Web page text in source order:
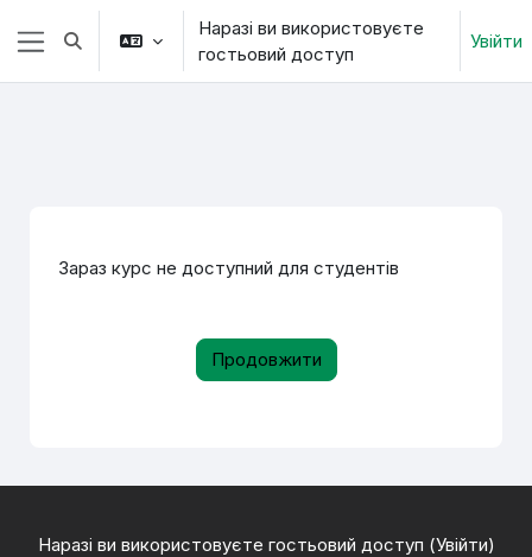
Перейти до головного вмісту
Бокова панель
Переключити введення пошуку
Наразі ви використовуєте
гостьовий доступ
Увійти
Зараз курс не доступний для студентів
Продовжити
Наразі ви використовуєте гостьовий доступ (Увійти)